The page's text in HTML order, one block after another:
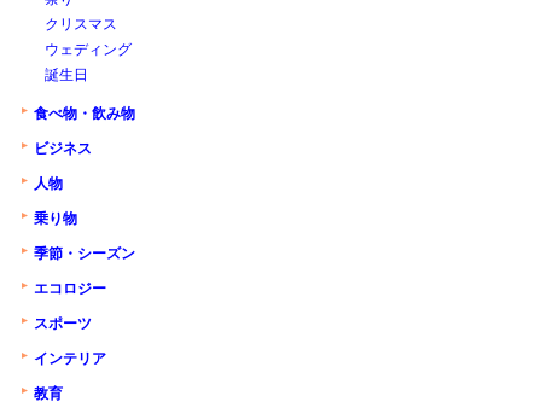
クリスマス
ウェディング
誕生日
食べ物・飲み物
ビジネス
人物
乗り物
季節・シーズン
エコロジー
スポーツ
インテリア
教育